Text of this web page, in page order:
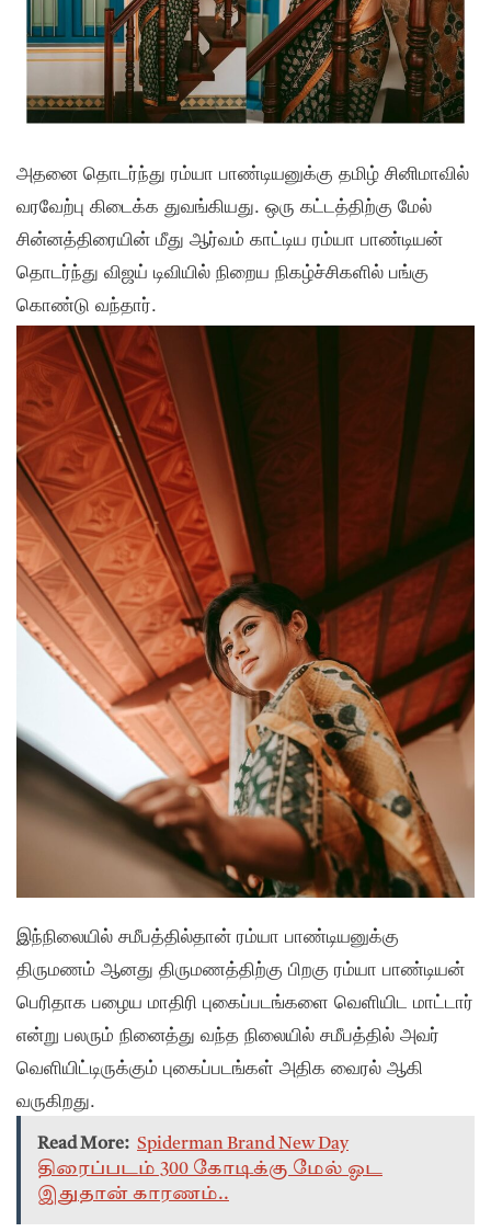
அதனை தொடர்ந்து ரம்யா பாண்டியனுக்கு தமிழ் சினிமாவில்
வரவேற்பு கிடைக்க துவங்கியது. ஒரு கட்டத்திற்கு மேல்
சின்னத்திரையின் மீது ஆர்வம் காட்டிய ரம்யா பாண்டியன்
தொடர்ந்து விஜய் டிவியில் நிறைய நிகழ்ச்சிகளில் பங்கு
கொண்டு வந்தார்.
இந்நிலையில் சமீபத்தில்தான் ரம்யா பாண்டியனுக்கு
திருமணம் ஆனது திருமணத்திற்கு பிறகு ரம்யா பாண்டியன்
பெரிதாக பழைய மாதிரி புகைப்படங்களை வெளியிட மாட்டார்
என்று பலரும் நினைத்து வந்த நிலையில் சமீபத்தில் அவர்
வெளியிட்டிருக்கும் புகைப்படங்கள் அதிக வைரல் ஆகி
வருகிறது.
Read More: Spiderman Brand New Day
திரைப்படம் 300 கோடிக்கு மேல் ஓட
இதுதான் காரணம்..